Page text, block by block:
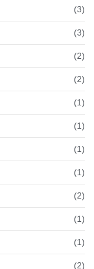
(3)
(3)
(2)
(2)
(1)
(1)
(1)
(1)
(2)
(1)
(1)
(2)